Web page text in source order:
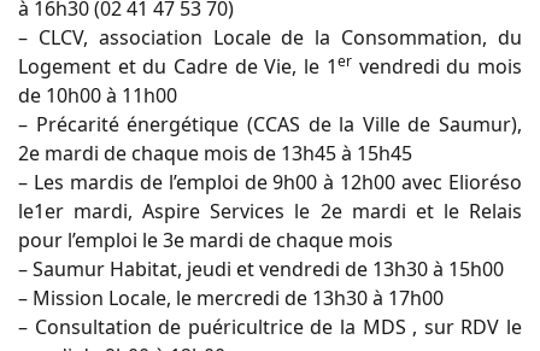
à 16h30 (02 41 47 53 70)
– CLCV, association Locale de la Consommation, du
Logement et du Cadre de Vie, le 1ervendredi du mois
de 10h00 à 11h00
– Précarité énergétique (CCAS de la Ville de Saumur),
2e mardi de chaque mois de 13h45 à 15h45
– Les mardis de l’emploi de 9h00 à 12h00 avec Elioréso
le1er mardi, Aspire Services le 2e mardi et le Relais
pour l’emploi le 3e mardi de chaque mois
– Saumur Habitat, jeudi et vendredi de 13h30 à 15h00
– Mission Locale, le mercredi de 13h30 à 17h00
– Consultation de puéricultrice de la MDS , sur RDV le